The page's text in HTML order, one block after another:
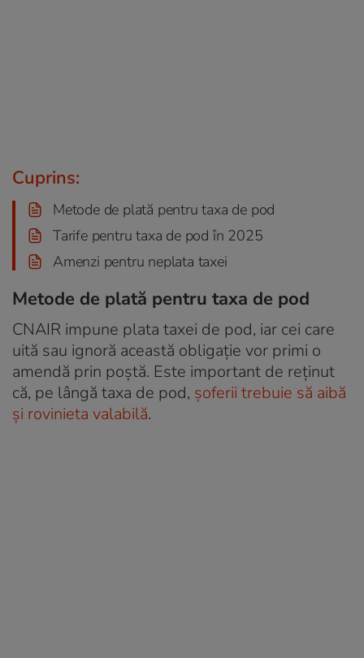
Cuprins:
Metode de plată pentru taxa de pod
Tarife pentru taxa de pod în 2025
Amenzi pentru neplata taxei
Metode de plată pentru taxa de pod
CNAIR impune plata taxei de pod, iar cei care
uită sau ignoră această obligație vor primi o
amendă prin poștă. Este important de reținut
că, pe lângă taxa de pod, șoferii trebuie să aibă
și rovinieta valabilă.